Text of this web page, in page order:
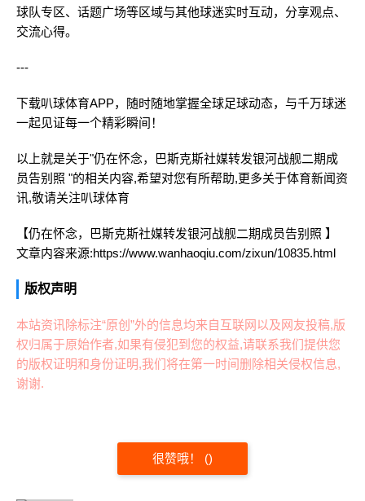
球队专区、话题广场等区域与其他球迷实时互动，分享观点、
交流心得。
---
下载叭球体育APP，随时随地掌握全球足球动态，与千万球迷
一起见证每一个精彩瞬间！
以上就是关于"仍在怀念，巴斯克斯社媒转发银河战舰二期成
员告别照 "的相关内容,希望对您有所帮助,更多关于体育新闻资
讯,敬请关注叭球体育
【仍在怀念，巴斯克斯社媒转发银河战舰二期成员告别照 】
文章内容来源:https://www.wanhaoqiu.com/zixun/10835.html
版权声明
本站资讯除标注“原创”外的信息均来自互联网以及网友投稿,版
权归属于原始作者,如果有侵犯到您的权益,请联系我们提供您
的版权证明和身份证明,我们将在第一时间删除相关侵权信息,
谢谢.
很赞哦！ ()